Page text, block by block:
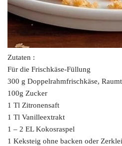
Zutaten :
Für die Frischkäse-Füllung
300 g Doppelrahmfrischkäse,
100g Zucker
1 Tl Zitronensaft
1 Tl Vanilleextrakt
1 – 2 EL Kokosraspel
1 Keksteig ohne backen oder